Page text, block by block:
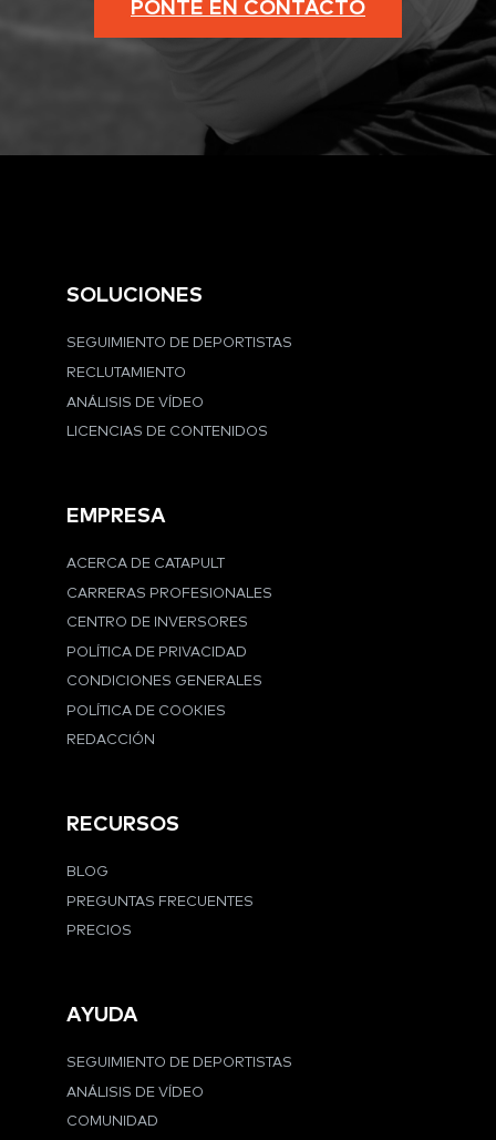
PONTE EN CONTACTO
SOLUCIONES
SEGUIMIENTO DE DEPORTISTAS
RECLUTAMIENTO
ANÁLISIS DE VÍDEO
LICENCIAS DE CONTENIDOS
EMPRESA
ACERCA DE CATAPULT
CARRERAS PROFESIONALES
CENTRO DE INVERSORES
POLÍTICA DE PRIVACIDAD
CONDICIONES GENERALES
POLÍTICA DE COOKIES
REDACCIÓN
RECURSOS
BLOG
PREGUNTAS FRECUENTES
PRECIOS
AYUDA
SEGUIMIENTO DE DEPORTISTAS
ANÁLISIS DE VÍDEO
COMUNIDAD